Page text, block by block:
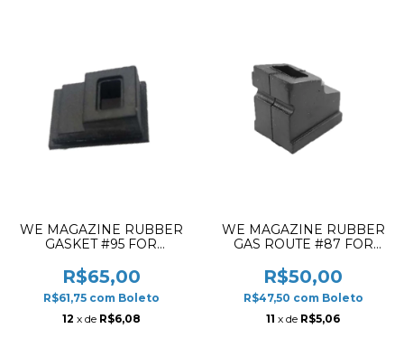
WE MAGAZINE RUBBER
GASKET #95 FOR
R$65,00
R$61,75 com Boleto
12 x de R$6,08
WE MAGAZINE RUBBER
GAS ROUTE #87 FOR
R$50,00
R$47,50 com Boleto
11 x de R$5,06